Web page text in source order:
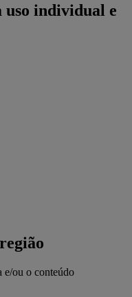
uso individual e
e/ou o conteúdo